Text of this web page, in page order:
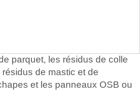
parquet, les résidus de colle
de mastic et de
et les panneaux OSB ou